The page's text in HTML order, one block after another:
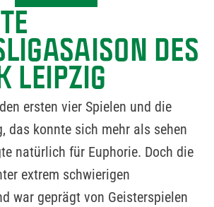
DES
LEIPZIG
ersten vier Spielen und die
das konnte sich mehr als sehen
natürlich für Euphorie. Doch die
extrem schwierigen
war geprägt von Geisterspielen